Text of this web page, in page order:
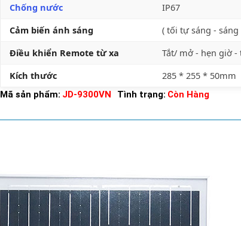
Chống nước
IP67
Cảm biến ánh sáng
( tối tự sáng -
Điều khiển Remote từ xa
Tắt/ mở - hẹn giờ
Kích thước
285 * 255 * 50mm
Mã sản phẩm: JD-9300VN Tình trạng: Còn Hàng